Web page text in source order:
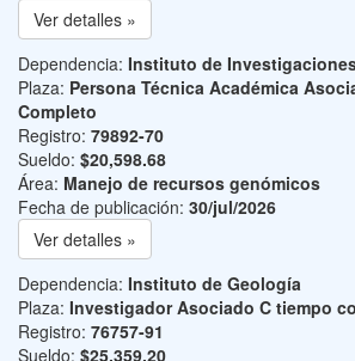
Ver detalles »
Dependencia: Instituto de
Plaza: Persona Técnica Académica
Completo
Registro: 79892-70
Sueldo: $20,598.68
Área: Manejo de recursos genómicos
Fecha de publicación: 30/jul/2026
Ver detalles »
Dependencia: Instituto de Geología
Plaza: Investigador Asociado C tiempo
Registro: 76757-91
Sueldo: $25,359.20